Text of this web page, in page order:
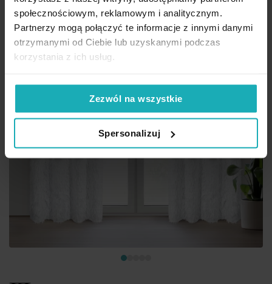
społecznościowym, reklamowym i analitycznym.
Partnerzy mogą połączyć te informacje z innymi danymi
otrzymanymi od Ciebie lub uzyskanymi podczas
korzystania z ich usług.
Zezwól na wszystkie
Spersonalizuj